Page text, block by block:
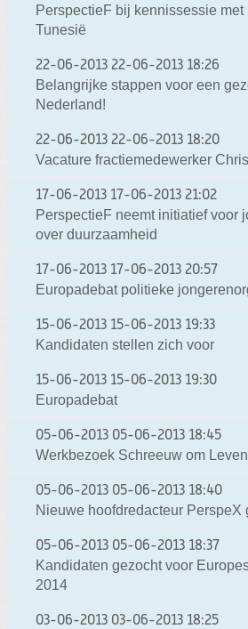
PerspectieF bij kennissessie met
Tunesië
22-06-2013 22-06-2013 18:26
Belangrijke stappen voor een
Nederland!
22-06-2013 22-06-2013 18:20
Vacature fractiemedewerker
17-06-2013 17-06-2013 21:02
PerspectieF neemt initiatief voor
over duurzaamheid
17-06-2013 17-06-2013 20:57
Europadebat politieke
15-06-2013 15-06-2013 19:33
Kandidaten stellen zich voor
15-06-2013 15-06-2013 19:30
Europadebat
05-06-2013 05-06-2013 18:45
Werkbezoek Schreeuw om
05-06-2013 05-06-2013 18:40
Nieuwe hoofdredacteur PerspeX
05-06-2013 05-06-2013 18:37
Kandidaten gezocht voor
2014
03-06-2013 03-06-2013 18:25